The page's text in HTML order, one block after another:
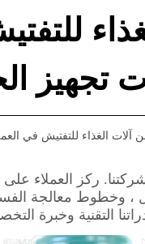
تجهيز
آلات الغذاء للتفتيش في